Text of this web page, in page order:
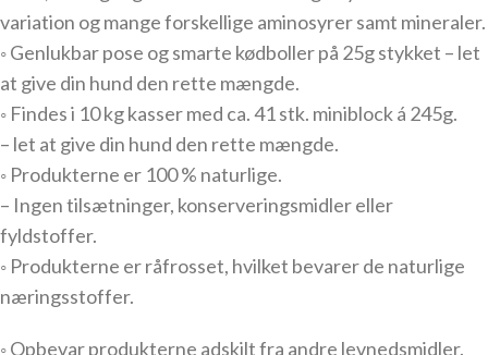
variation og mange forskellige aminosyrer samt mineraler.
◦ Genlukbar pose og smarte kødboller på 25g stykket – let
at give din hund den rette mængde.
◦ Findes i 10 kg kasser med ca. 41 stk. miniblock á 245g.
– let at give din hund den rette mængde.
◦ Produkterne er 100 % naturlige.
– Ingen tilsætninger, konserveringsmidler eller
fyldstoffer.
◦ Produkterne er råfrosset, hvilket bevarer de naturlige
næringsstoffer.
◦ Opbevar produkterne adskilt fra andre levnedsmidler.